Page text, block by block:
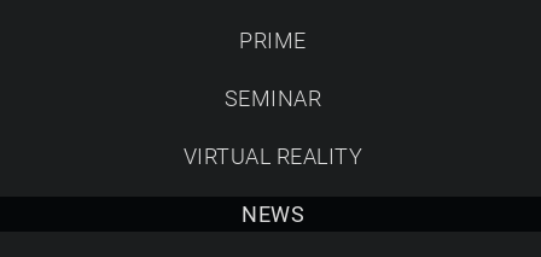
PRIME
SEMINAR
VIRTUAL REALITY
NEWS